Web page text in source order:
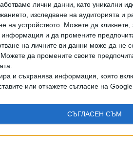
лични данни, като уникални
изследване на аудиторията и
устройството. Можете да кликнете,
и да промените
на личните ви данни може да не
да промените своите
и съхранява информация, която
или откажете съгласие на Google
СЪГЛАСЕН СЪМ
след изрично писмено разрешение на
КОНТАКТИ